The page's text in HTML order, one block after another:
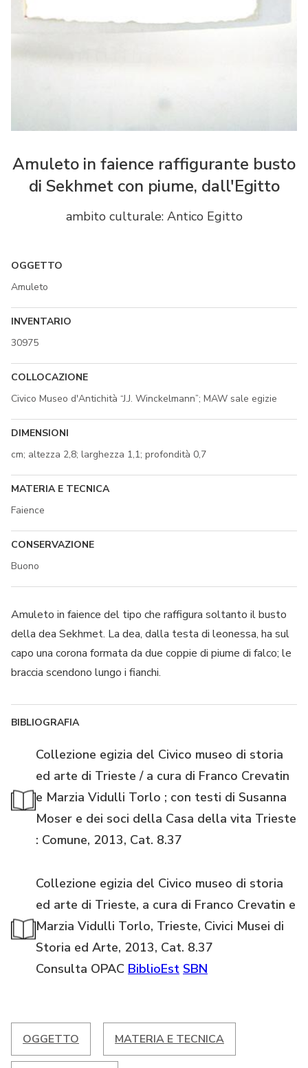
Amuleto in faience raffigurante busto
di Sekhmet con piume, dall'Egitto
ambito culturale: Antico Egitto
OGGETTO
Amuleto
INVENTARIO
30975
COLLOCAZIONE
Civico Museo d'Antichità “J.J. Winckelmann”; MAW sale egizie
DIMENSIONI
cm; altezza 2,8; larghezza 1,1; profondità 0,7
MATERIA E TECNICA
Faience
CONSERVAZIONE
Buono
Amuleto in faience del tipo che raffigura soltanto il busto
della dea Sekhmet. La dea, dalla testa di leonessa, ha sul
capo una corona formata da due coppie di piume di falco; le
braccia scendono lungo i fianchi.
BIBLIOGRAFIA
Collezione egizia del Civico museo di storia
ed arte di Trieste / a cura di Franco Crevatin
e Marzia Vidulli Torlo ; con testi di Susanna
Moser e dei soci della Casa della vita Trieste
: Comune, 2013, Cat. 8.37
Collezione egizia del Civico museo di storia
ed arte di Trieste, a cura di Franco Crevatin e
Marzia Vidulli Torlo, Trieste, Civici Musei di
Storia ed Arte, 2013, Cat. 8.37
Consulta OPAC BiblioEst SBN
OGGETTO MATERIA E TECNICA